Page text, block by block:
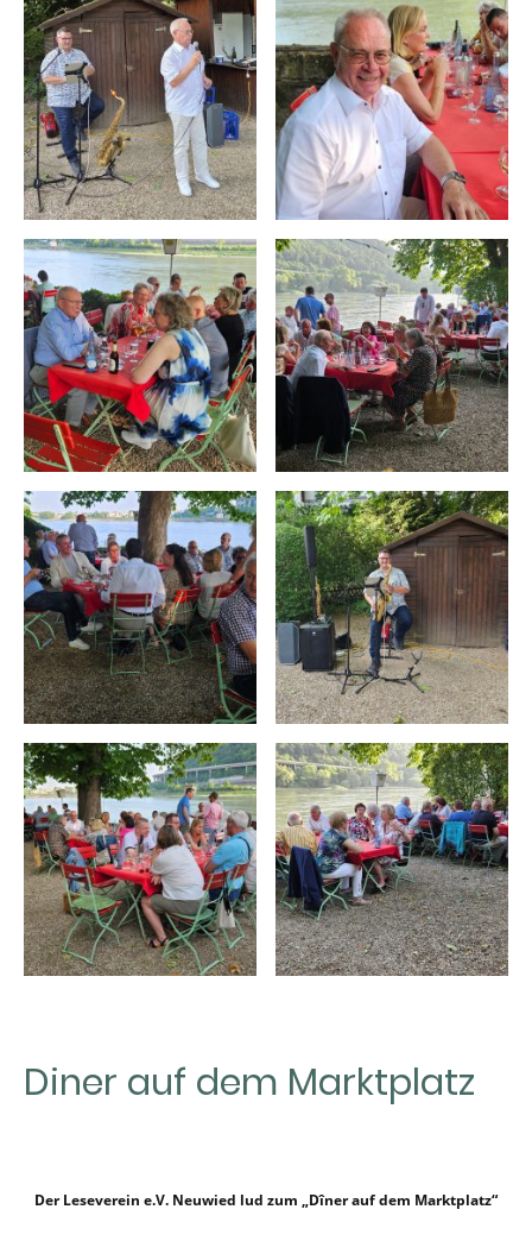
Diner auf dem Marktplatz
Der Leseverein e.V. Neuwied lud zum „Dîner auf dem Marktplatz“